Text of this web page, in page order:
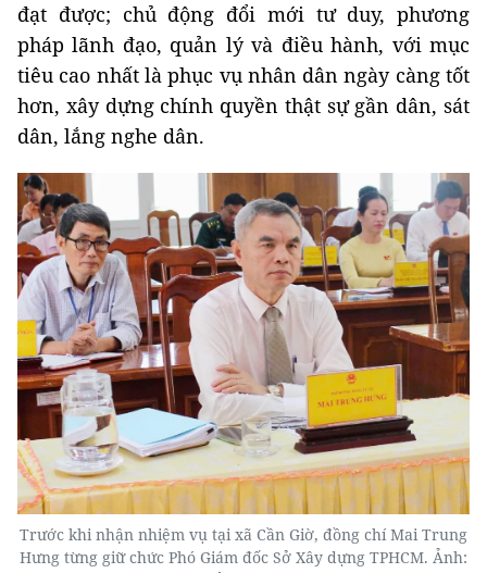
đạt được; chủ động đổi mới tư duy, phương
pháp lãnh đạo, quản lý và điều hành, với mục
tiêu cao nhất là phục vụ nhân dân ngày càng tốt
hơn, xây dựng chính quyền thật sự gần dân, sát
dân, lắng nghe dân.
Trước khi nhận nhiệm vụ tại xã Cần Giờ, đồng chí Mai Trung
Hưng từng giữ chức Phó Giám đốc Sở Xây dựng TPHCM. Ảnh: